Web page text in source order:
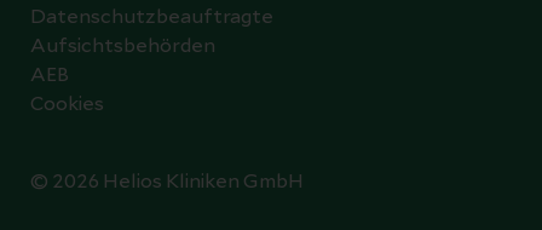
© 2026 Helios Kliniken GmbH
Datenschutzbeauftragte
Aufsichtsbehörden
AEB
Cookies